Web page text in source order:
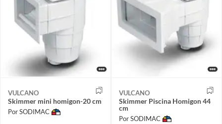
VULCANO
Skimmer mini homigon-20 cm
Por SODIMAC
VULCANO
Skimmer Piscina Homigon 44
cm
Por SODIMAC